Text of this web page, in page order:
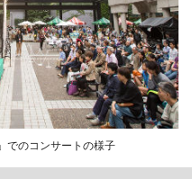
でのコンサートの様子